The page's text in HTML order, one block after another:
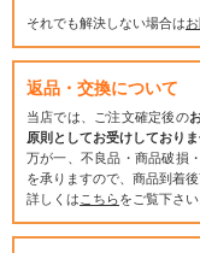
それでも解決しない場合は
返品・交換について
当店では、ご注文確定後の
原則としてお受けしておりま
万が一、不良品・商品破損
を承りますので、商品到着
詳しくは こちらをご覧下さい